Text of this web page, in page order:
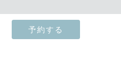
予約する